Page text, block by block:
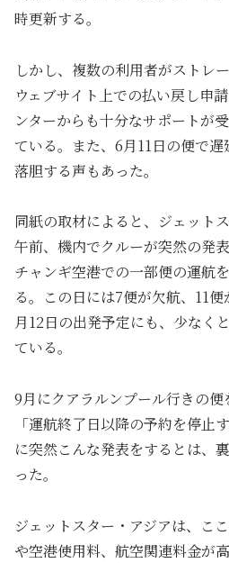
時更新する。
しかし、複数の利用者がストレ
ウェブサイト上での払い戻し申
ンターからも十分なサポートが
ている。また、6月11日の便で
落胆する声もあった。
同紙の取材によると、ジェット
午前、機内でクルーが突然の発
チャンギ空港での一部便の運航
る。この日には7便が欠航、11
月12日の出発予定にも、少なく
ている。
9月にクアラルンプール行きの
「運航終了日以降の予約を停止
に突然こんな発表をするとは、
った。
ジェットスター・アジアは、こ
や空港使用料、航空関連料金が